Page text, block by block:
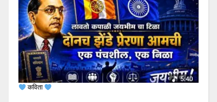
कविता